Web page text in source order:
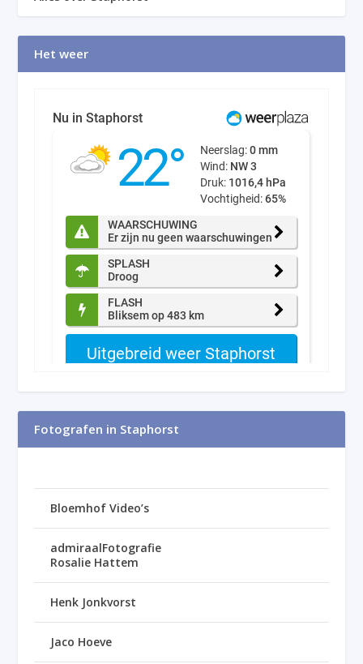
Het weer
Fotografen in Staphorst
Bloemhof Video’s
admiraalFotografie
Rosalie Hattem
Henk Jonkvorst
Jaco Hoeve